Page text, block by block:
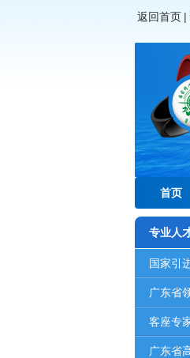
返回首页 |
首页
专业人
国家引
广东省
客座专
广东省